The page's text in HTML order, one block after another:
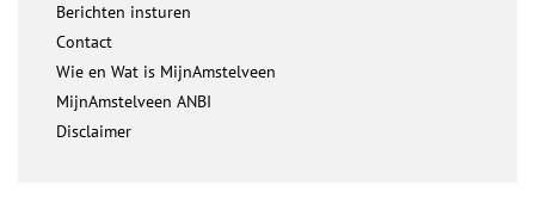
Berichten insturen
Contact
Wie en Wat is MijnAmstelveen
MijnAmstelveen ANBI
Disclaimer